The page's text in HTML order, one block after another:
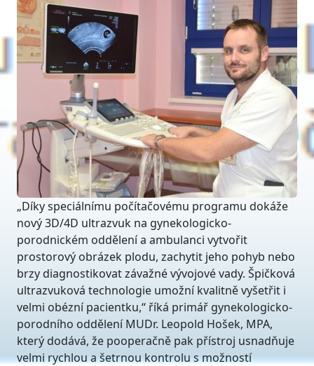
„Díky speciálnímu počítačovému programu dokáže
nový 3D/4D ultrazvuk na gynekologicko-
porodnickém oddělení a ambulanci vytvořit
prostorový obrázek plodu, zachytit jeho pohyb nebo
brzy diagnostikovat závažné vývojové vady. Špičková
ultrazvuková technologie umožní kvalitně vyšetřit i
velmi obézní pacientku,“ říká primář gynekologicko-
porodního oddělení MUDr. Leopold Hošek, MPA,
který dodává, že pooperačně pak přístroj usnadňuje
velmi rychlou a šetrnou kontrolu s možností